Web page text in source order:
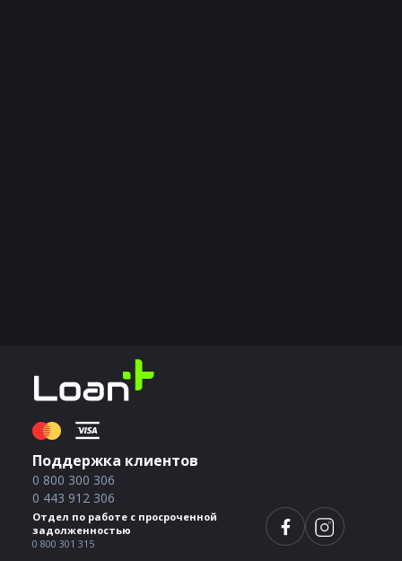
Поддержка клиентов
0 800 300 306
0 443 912 306
Отдел по работе с просроченной
задолженностью
0 800 301 315